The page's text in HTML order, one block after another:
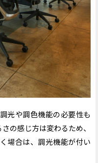
光や調色機能の必要性も
の感じ方は変わるため、
場合は、調光機能が付い